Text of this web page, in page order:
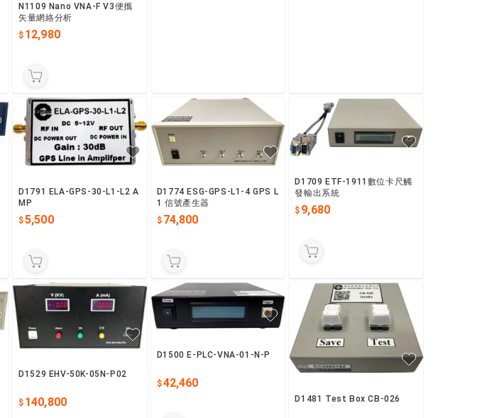
N1109 Nano VNA-F V3便攜
矢量網絡分析
12,980
D1791 ELA-GPS-30-L1-L2 A
MP
5,500
D1774 ESG-GPS-L1-4 GPS L
1 信號產生器
74,800
D1709 ETF-1911數位卡尺觸
發輸出系統
9,680
D1529 EHV-50K-05N-P02
140,800
D1500 E-PLC-VNA-01-N-P
42,460
D1481 Test Box CB-026